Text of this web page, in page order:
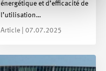
énergétique et d’efficacité de
l’utilisation…
Article | 07.07.2025